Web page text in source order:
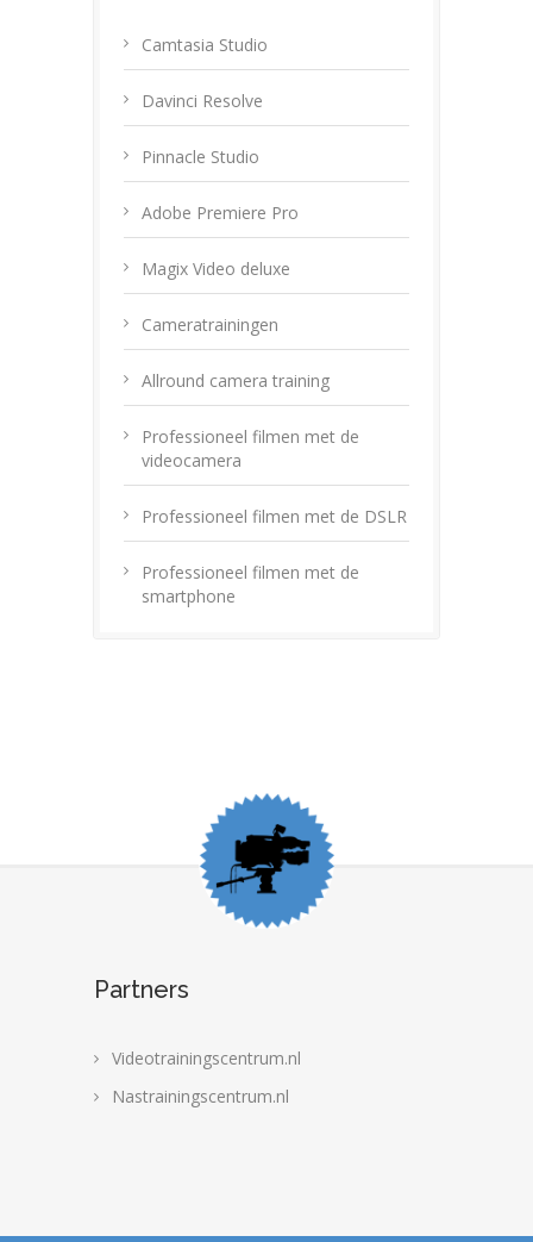
Camtasia Studio
Davinci Resolve
Pinnacle Studio
Adobe Premiere Pro
Magix Video deluxe
Cameratrainingen
Allround camera training
Professioneel filmen met de
videocamera
Professioneel filmen met de DSLR
Professioneel filmen met de
smartphone
Partners
Videotrainingscentrum.nl
Nastrainingscentrum.nl